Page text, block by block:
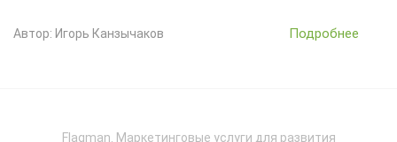
Автор: Игорь Канзычаков Подробнее
Flagman. Маркетинговые услуги для развития